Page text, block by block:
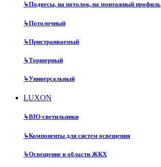
↳Подвесы, на потолок, на монтажный профиль
↳Потолочный
↳Пристраиваемый
↳Торшерный
↳Универсальный
LUXON
↳BIO-светильники
↳Компоненты для систем освещения
↳Освещение в области ЖКХ